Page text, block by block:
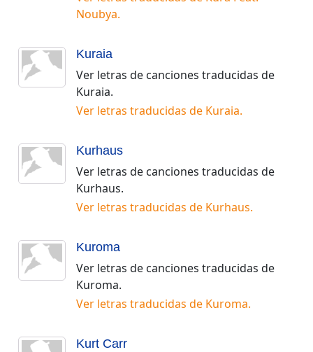
Noubya.
Kuraia
Ver letras de canciones traducidas de
Kuraia.
Ver letras traducidas de Kuraia.
Kurhaus
Ver letras de canciones traducidas de
Kurhaus.
Ver letras traducidas de Kurhaus.
Kuroma
Ver letras de canciones traducidas de
Kuroma.
Ver letras traducidas de Kuroma.
Kurt Carr